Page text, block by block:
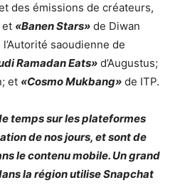
des émissions de créateurs,
et «Banen Stars» de Diwan
l’Autorité saoudienne de
Ramadan Eats» d’Augustus;
et «Cosmo Mukbang» de ITP.
temps sur les plateformes
de nos jours, et sont de
le contenu mobile. Un grand
la région utilise Snapchat